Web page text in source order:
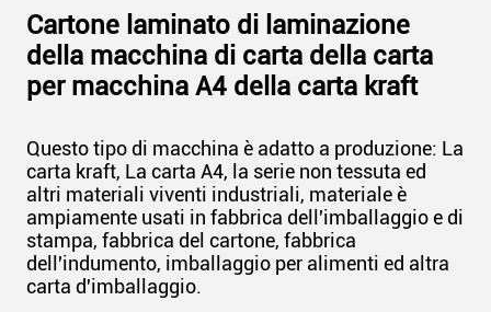
Cartone laminato di laminazione
della macchina di carta della carta
per macchina A4 della carta kraft
Questo tipo di macchina è adatto a produzione: La
carta kraft, La carta A4, la serie non tessuta ed
altri materiali viventi industriali, materiale è
ampiamente usati in fabbrica dell'imballaggio e di
stampa, fabbrica del cartone, fabbrica
dell'indumento, imballaggio per alimenti ed altra
carta d'imballaggio.